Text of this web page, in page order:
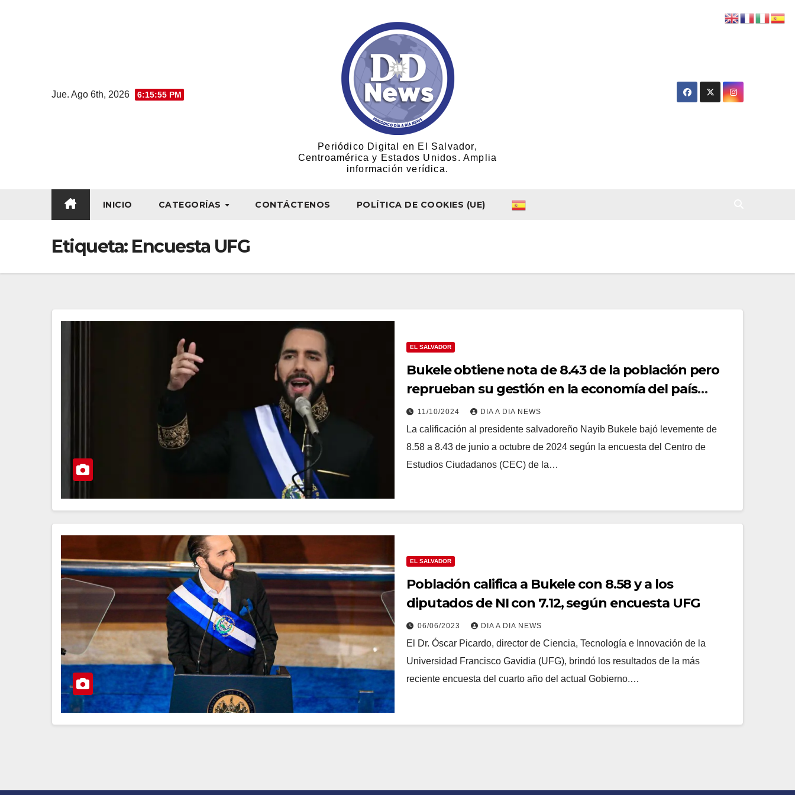
Jue. Ago 6th, 2026 6:15:55 PM
Periódico Digital en El Salvador,
Centroamérica y Estados Unidos. Amplia
información verídica.
INICIO CATEGORÍAS CONTÁCTENOS POLÍTICA DE COOKIES (UE)
Etiqueta: Encuesta UFG
EL SALVADOR
Bukele obtiene nota de 8.43 de la población pero
reprueban su gestión en la economía del país
según encuesta de la UFG
11/10/2024 DIA A DIA NEWS
La calificación al presidente salvadoreño Nayib Bukele bajó levemente de
8.58 a 8.43 de junio a octubre de 2024 según la encuesta del Centro de
Estudios Ciudadanos (CEC) de la…
EL SALVADOR
Población califica a Bukele con 8.58 y a los
diputados de NI con 7.12, según encuesta UFG
06/06/2023 DIA A DIA NEWS
El Dr. Óscar Picardo, director de Ciencia, Tecnología e Innovación de la
Universidad Francisco Gavidia (UFG), brindó los resultados de la más
reciente encuesta del cuarto año del actual Gobierno.…